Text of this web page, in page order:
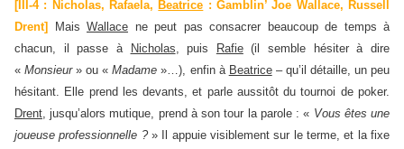
[III-4 : Nicholas, Rafaela, Beatrice : Gamblin’ Joe Wallace, Russell
Drent]
Mais Wallace ne peut pas consacrer beaucoup de temps à
chacun, il passe à
Nicholas, puis Rafie(il semble hésiter à dire
«Monsieur» ou «Madame »…), enfin à Beatrice– qu’il détaille, un peu
hésitant. Elle prend les devants, et parle aussitôt du tournoi de poker.
Drent, jusqu’alors mutique, prend à son tour la parole : « Vous êtes une
joueuse professionnelle ?» Il appuie visiblement sur le terme, et la fixe